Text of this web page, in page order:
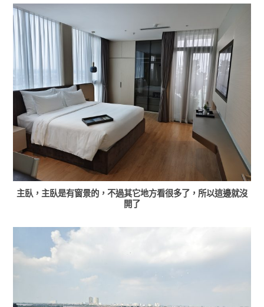
主臥，主臥是有窗景的，不過其它地方看很多了，所以這邊就沒
開了